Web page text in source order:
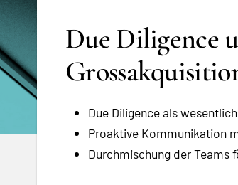
Due Diligence
Due Diligence als
Proaktive Kommunikation
Durchmischung der